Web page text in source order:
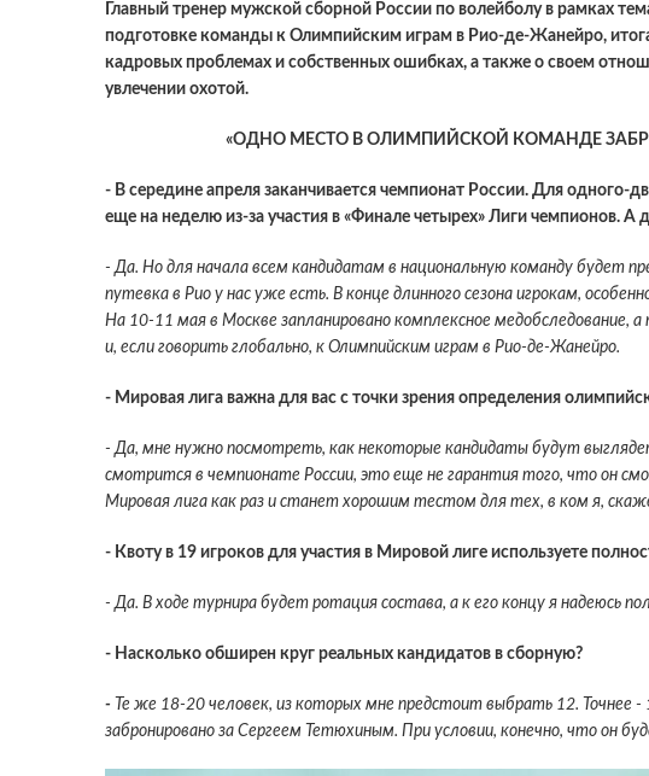
Главный тренер мужской сборной России по волейболу в рамках
подготовке команды к Олимпийским играм в Рио-де-Жанейро,
кадровых проблемах и собственных ошибках, а также о своем
увлечении охотой.
«ОДНО МЕСТО В ОЛИМПИЙСКОЙ КОМАНДЕ
- В середине апреля заканчивается чемпионат России. Для одного-
еще на неделю из-за участия в «Финале четырех» Лиги чемпионов. А
- Да. Но для начала всем кандидатам в национальную команду будет
путевка в Рио у нас уже есть. В конце длинного сезона игрокам,
На 10-11 мая в Москве запланировано комплексное медобследование,
и, если говорить глобально, к Олимпийским играм в Рио-де-Жанейро.
- Мировая лига важна для вас с точки зрения определения
- Да, мне нужно посмотреть, как некоторые кандидаты будут
смотрится в чемпионате России, это еще не гарантия того, что он
Мировая лига как раз и станет хорошим тестом для тех, в ком я,
- Квоту в 19 игроков для участия в Мировой лиге используете
- Да. В ходе турнира будет ротация состава, а к его концу я надеюсь
- Насколько обширен круг реальных кандидатов в сборную?
- Те же 18-20 человек, из которых мне предстоит выбрать 12. Точнее
забронировано за Сергеем Тетюхиным. При условии, конечно, что он